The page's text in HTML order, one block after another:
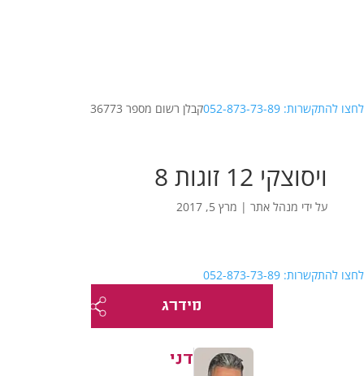
לחצו להתקשרות: 052-873-73-89 קבלן רשום מספר 36773
ויסוצקי 12 זוגות 8
על ידי מנהל אתר| מרץ 5, 2017
לחצו להתקשרות: 052-873-73-89